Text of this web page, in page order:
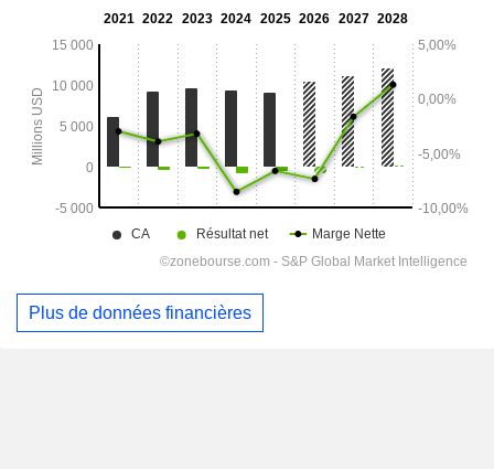
Plus de données financières